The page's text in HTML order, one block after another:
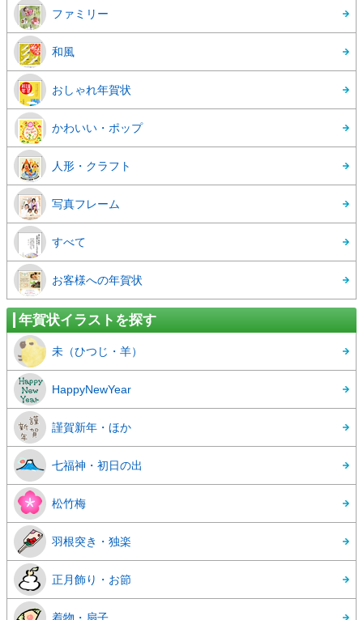
ファミリー
和風
おしゃれ年賀状
かわいい・ポップ
人形・クラフト
写真フレーム
すべて
お客様への年賀状
年賀状イラストを探す
未（ひつじ・羊）
HappyNewYear
謹賀新年・ほか
七福神・初日の出
松竹梅
羽根突き・独楽
正月飾り・お節
着物・扇子